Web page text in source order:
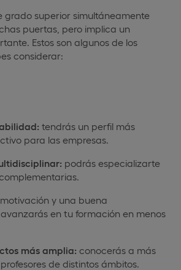
grado superior simultáneamente
puertas, pero implica un
Estos son algunos de los
considerar:
tendrás un perfil más
para las empresas.
podrás especializarte
y una buena
en tu formación en menos
más amplia: conocerás a más
de distintos ámbitos.